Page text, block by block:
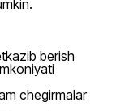
berish
chegirmalar